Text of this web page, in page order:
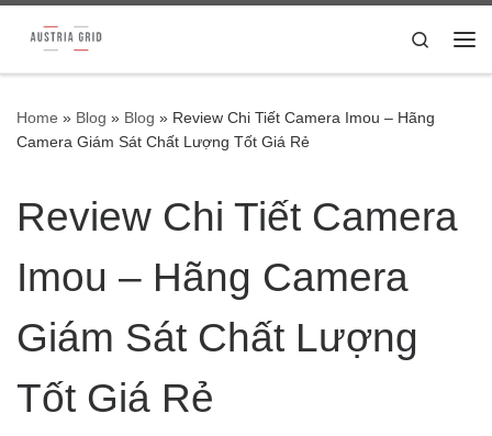
Skip to content
Search
Home » Blog » Blog » Review Chi Tiết Camera Imou – Hãng
Camera Giám Sát Chất Lượng Tốt Giá Rẻ
Review Chi Tiết Camera
Imou – Hãng Camera
Giám Sát Chất Lượng
Tốt Giá Rẻ